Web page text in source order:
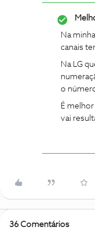
Na
canais
Na LG
o
É
vai
36 Comentários